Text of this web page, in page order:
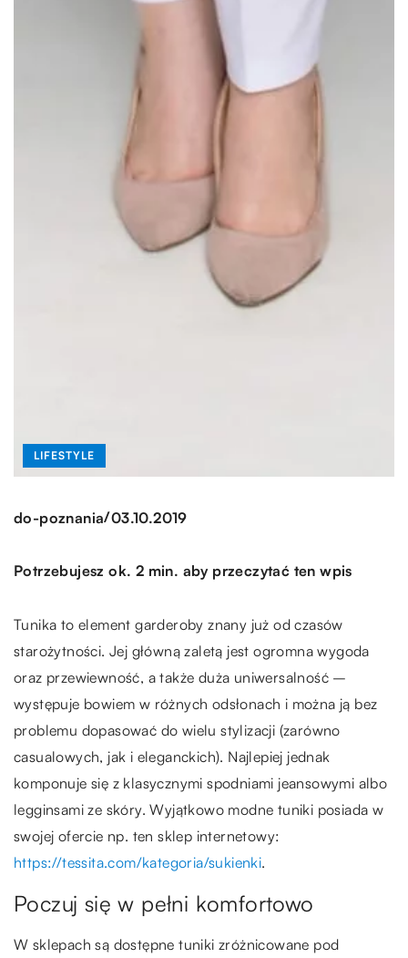
LIFESTYLE
do-poznania/03.10.2019
Potrzebujesz ok. 2 min. aby przeczytać ten wpis
Tunika to element garderoby znany już od czasów
starożytności. Jej główną zaletą jest ogromna wygoda
oraz przewiewność, a także duża uniwersalność –
występuje bowiem w różnych odsłonach i można ją bez
problemu dopasować do wielu stylizacji (zarówno
casualowych, jak i eleganckich). Najlepiej jednak
komponuje się z klasycznymi spodniami jeansowymi albo
legginsami ze skóry. Wyjątkowo modne tuniki posiada w
swojej ofercie np. ten sklep internetowy:
https://tessita.com/kategoria/sukienki.
Poczuj się w pełni komfortowo
W sklepach są dostępne tuniki zróżnicowane pod